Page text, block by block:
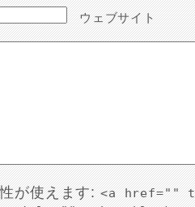
ウェブサイト
が使えます:<a href=""